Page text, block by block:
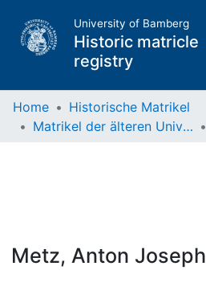
University of Bamberg
Historic matricle
registry
Home
Historische Matrikel
Matrikel der älteren Universität
Metz, Anton Joseph